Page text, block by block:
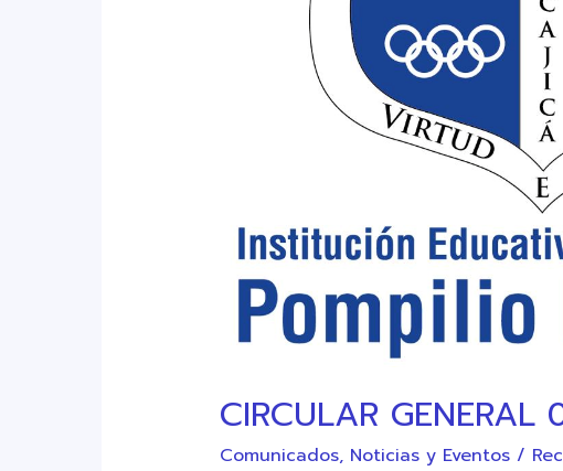
CIRCULAR
Comunicados, Noticias y Eventos/